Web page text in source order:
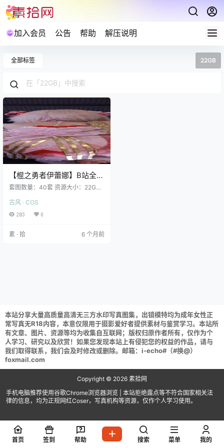
加入会员 公告 帮助 解压说明
全部标签 22GB
【棍之勇者伊蕾娜】B站全套
40套 22GB 高清无水印+灰
套图数量：40套 资源大小：22GB
袍、王昭君老版 [85P2V 665.79 M
B]棍之勇者伊蕾娜 NO.039 绝区零
MB]棍之勇者伊蕾娜 NO.037 姬小
古风 · COS
283 0
素 · 拾 6 个月前
本站分享大量高质量高清无三方水印写真图集，出镜模特均为成年女性正
常写真无R18内容，本意仅限用于摄影爱好者提供素材与鉴赏学习。本站所
有文章、图片、资源等均为收集自互联网；版权归原作者所有，仅作为个
人学习、研究以及欣赏！如果您发现本站上有侵犯您的权益的作品，请与
我们取得联系，我们会及时修改或删除。邮箱：i-echo#（#换@）
foxmail.com
Copyright © 2026 素拾网
手机电脑推荐使用谷歌Chrome浏览器浏览 | 本站拒绝露点等不符合国家相关法
律的信息，均为正规网红Coser，写真机构等资源，仅作个人学习使用。
首页 签到 帮助 搜索 菜单 我的